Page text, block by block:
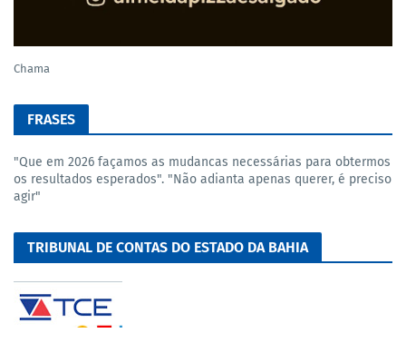
Chama
FRASES
"Que em 2026 façamos as mudancas necessárias para obtermos
os resultados esperados". "Não adianta apenas querer, é preciso
agir"
TRIBUNAL DE CONTAS DO ESTADO DA BAHIA